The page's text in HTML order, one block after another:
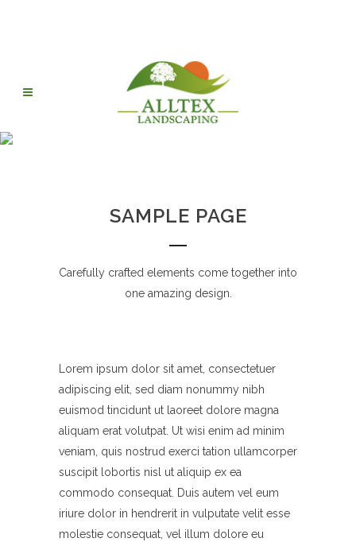
SAMPLE PAGE
Carefully crafted elements come together into
one amazing design.
Lorem ipsum dolor sit amet, consectetuer
adipiscing elit, sed diam nonummy nibh
euismod tincidunt ut laoreet dolore magna
aliquam erat volutpat. Ut wisi enim ad minim
veniam, quis nostrud exerci tation ullamcorper
suscipit lobortis nisl ut aliquip ex ea
commodo consequat. Duis autem vel eum
iriure dolor in hendrerit in vulputate velit esse
molestie consequat, vel illum dolore eu